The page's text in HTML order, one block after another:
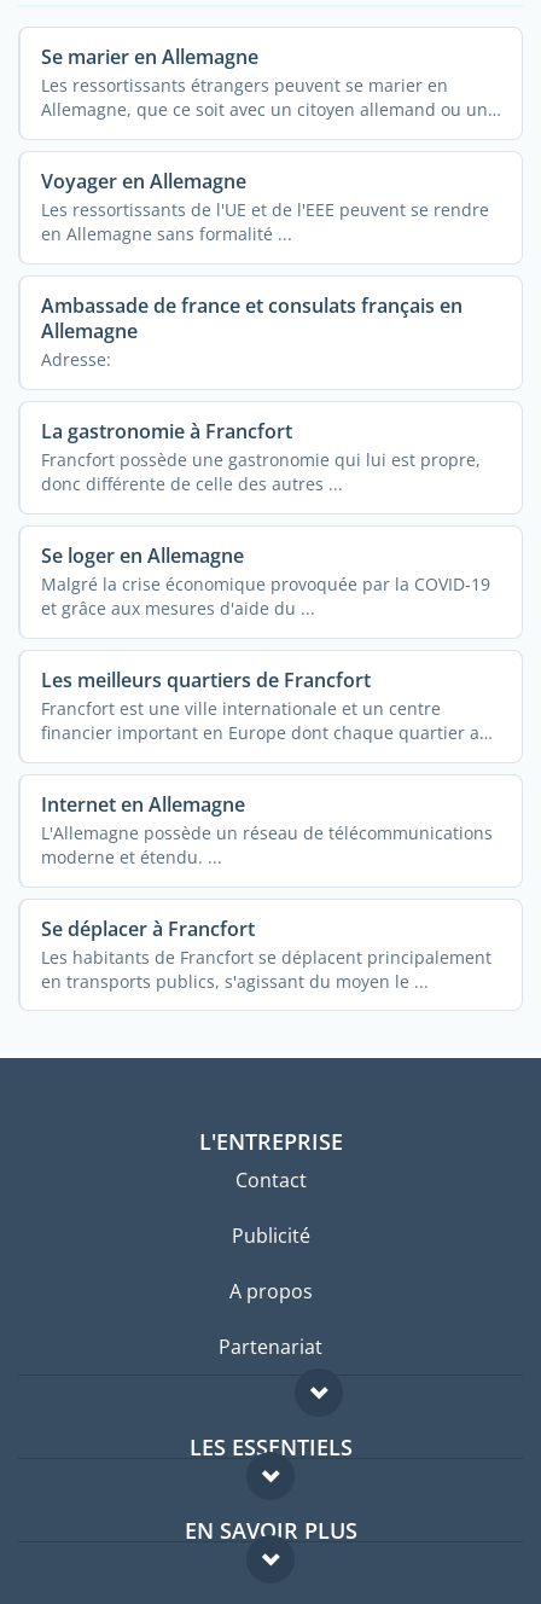
Se marier en Allemagne
Les ressortissants étrangers peuvent se marier en
Allemagne, que ce soit avec un citoyen allemand ou un
...
Voyager en Allemagne
Les ressortissants de l'UE et de l'EEE peuvent se rendre
en Allemagne sans formalité ...
Ambassade de france et consulats français en
Allemagne
Adresse:
La gastronomie à Francfort
Francfort possède une gastronomie qui lui est propre,
donc différente de celle des autres ...
Se loger en Allemagne
Malgré la crise économique provoquée par la COVID-19
et grâce aux mesures d'aide du ...
Les meilleurs quartiers de Francfort
Francfort est une ville internationale et un centre
financier important en Europe dont chaque quartier a
une ...
Internet en Allemagne
L'Allemagne possède un réseau de télécommunications
moderne et étendu. ...
Se déplacer à Francfort
Les habitants de Francfort se déplacent principalement
en transports publics, s'agissant du moyen le ...
L'ENTREPRISE
Contact
Publicité
A propos
Partenariat
LES ESSENTIELS
Forum expatriés
Guides pays
EN SAVOIR PLUS
FAQ